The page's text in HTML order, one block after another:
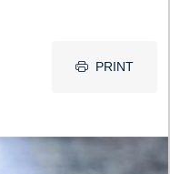
PRINT